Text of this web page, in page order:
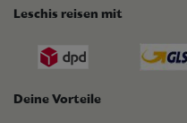
Leschis reisen mit
Deine Vorteile